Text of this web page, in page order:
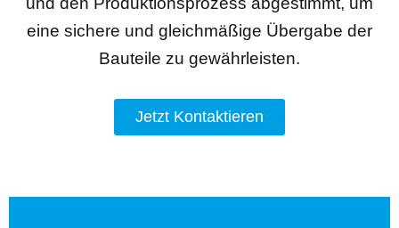
eine sichere und gleichmäßige Übergabe der
Bauteile zu gewährleisten.
Jetzt Kontaktieren